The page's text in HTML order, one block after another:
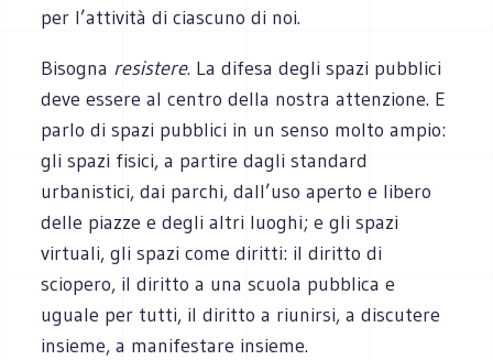
per l’attività di ciascuno di noi.
Bisogna resistere. La difesa degli spazi pubblici
deve essere al centro della nostra attenzione. E
parlo di spazi pubblici in un senso molto ampio:
gli spazi fisici, a partire dagli standard
urbanistici, dai parchi, dall’uso aperto e libero
delle piazze e degli altri luoghi; e gli spazi
virtuali, gli spazi come diritti: il diritto di
sciopero, il diritto a una scuola pubblica e
uguale per tutti, il diritto a riunirsi, a discutere
insieme, a manifestare insieme.